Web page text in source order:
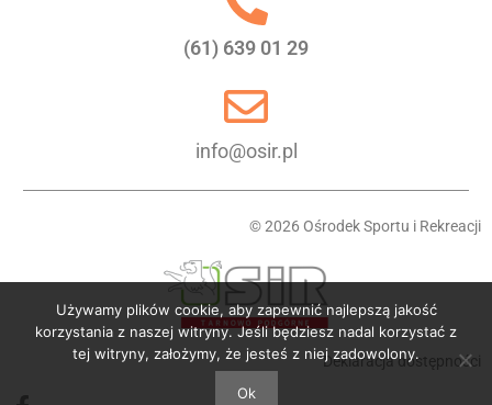
(61) 639 01 29
info@osir.pl
© 2026 Ośrodek Sportu i Rekreacji
Deklaracja dostępności
Używamy plików cookie, aby zapewnić najlepszą jakość
korzystania z naszej witryny. Jeśli będziesz nadal korzystać z
tej witryny, założymy, że jesteś z niej zadowolony.
Ok